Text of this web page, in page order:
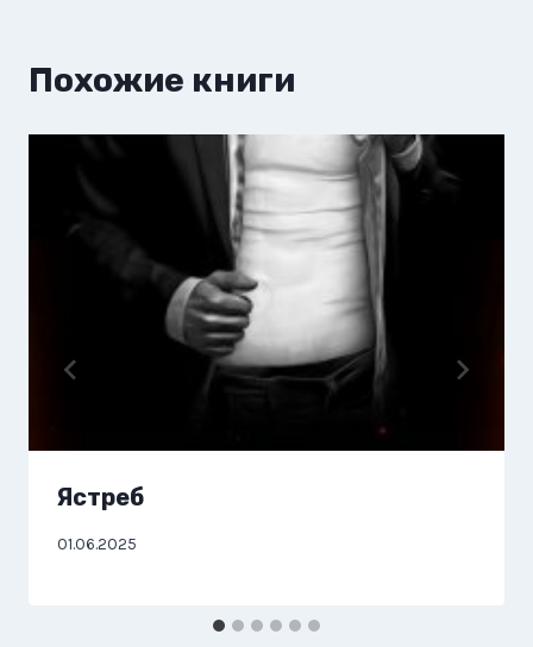
Похожие книги
Ястреб
01.06.2025